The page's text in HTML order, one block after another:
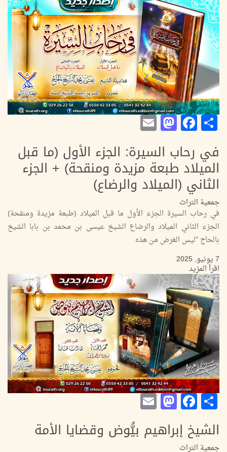
Share
Facebook
Mastodon
Email
في رحاب السيرة: الجزء الأول (ما قبل
الميلاد طبعة مزيدة ومنقحة) + الجزء
الثاني (الميلاد والرضاع)
جمعية التراث
في رحاب السيرة الجزء الأول ما قبل الميلاد (طبعة مزيدة ومنقحة)
الجزء الثاني الميلاد والرضاع الشيخ عيسى بن محمد بن بابا الشيخ
بالحاج "ليس الغرض من هذه
7 يونيو, 2025
اقرأ المزيد
Share
Facebook
Mastodon
Email
الشيخ إبراهيم بيُّوض وقضايا الأمة
جمعية التراث